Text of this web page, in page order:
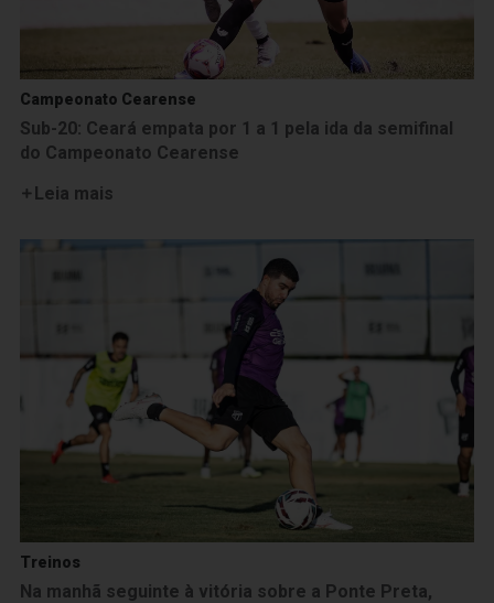
Campeonato Cearense
Sub-20: Ceará empata por 1 a 1 pela ida da semifinal
do Campeonato Cearense
Leia mais
Treinos
Na manhã seguinte à vitória sobre a Ponte Preta,